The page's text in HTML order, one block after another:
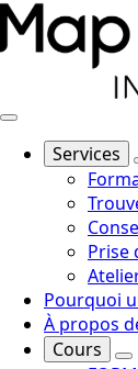
Services
Prise
Pourquoi
À propos
Cours